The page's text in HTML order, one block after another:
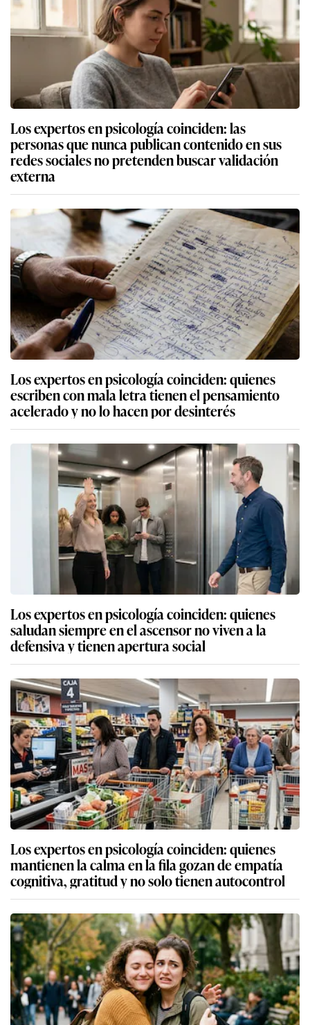
Los expertos en psicología coinciden: las
personas que nunca publican contenido en sus
redes sociales no pretenden buscar validación
externa
Los expertos en psicología coinciden: quienes
escriben con mala letra tienen el pensamiento
acelerado y no lo hacen por desinterés
Los expertos en psicología coinciden: quienes
saludan siempre en el ascensor no viven a la
defensiva y tienen apertura social
Los expertos en psicología coinciden: quienes
mantienen la calma en la fila gozan de empatía
cognitiva, gratitud y no solo tienen autocontrol